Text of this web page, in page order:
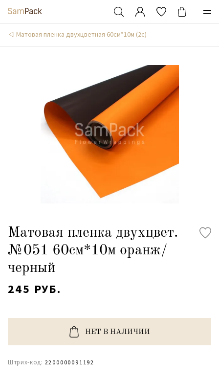
Матовая пленка двухцветная 60см*10м (2c)
Матовая пленка двухцвет.
№051 60см*10м оранж/
черный
245 РУБ.
НЕТ В НАЛИЧИИ
Штрих-код: 2200000091192